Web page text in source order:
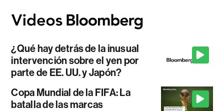
¿Qué hay detrás de la inusual
intervención sobre el yen por
parte de EE. UU. y Japón?
Copa Mundial de la FIFA: La
batalla de las marcas